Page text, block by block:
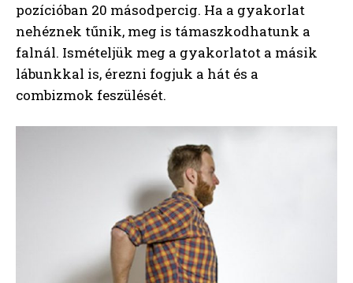
pozícióban 20 másodpercig. Ha a gyakorlat
nehéznek tűnik, meg is támaszkodhatunk a
falnál. Ismételjük meg a gyakorlatot a másik
lábunkkal is, érezni fogjuk a hát és a
combizmok feszülését.